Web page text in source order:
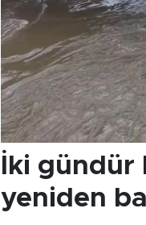
İki
yeniden